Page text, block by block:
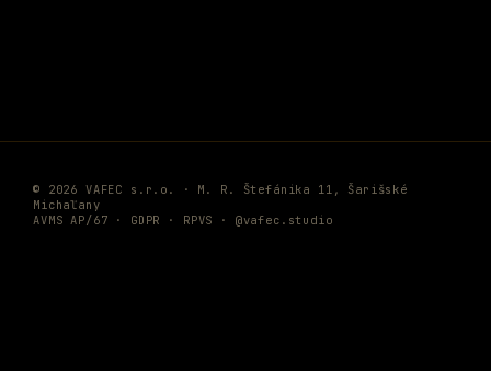
© 2026 VAFEC s.r.o. · M. R. Štefánika 11, Šarišské
Michaľany
AVMS AP/67 · GDPR · RPVS · @vafec.studio